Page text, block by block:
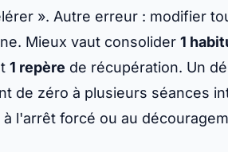
». Autre erreur : modifier
Mieux vaut consolider 1
1 repère de récupération. Un
de zéro à plusieurs séances
l'arrêt forcé ou au